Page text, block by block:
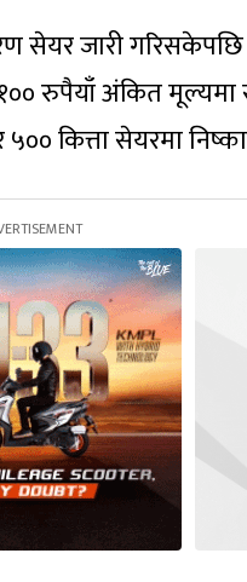
सेयर जारी
१०० रुपैयाँ अंकित
कित्ता सेयरमा